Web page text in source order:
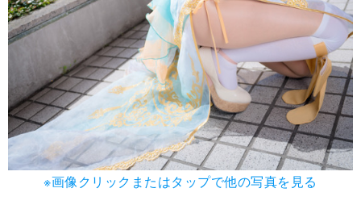
※画像クリックまたはタップで他の写真を見る